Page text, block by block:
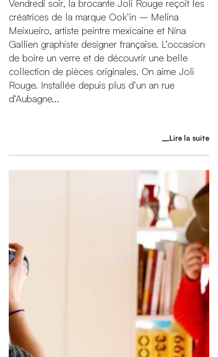
Vendredi soir, la brocante Joli Rouge reçoit les
créatrices de la marque Ook’in – Melina
Meixueiro, artiste peintre mexicaine et Nina
Gallien graphiste designer française. L’occasion
de boire un verre et de découvrir une belle
collection de pièces originales. On aime Joli
Rouge. Installée depuis plus d’un an rue
d’Aubagne...
Lire la suite